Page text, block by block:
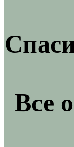
Все